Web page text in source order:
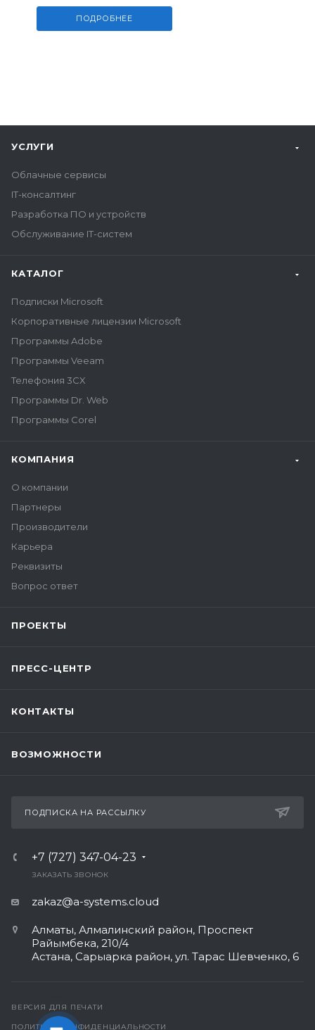
ПОДРОБНЕЕ
УСЛУГИ
Облачные сервисы
IT-консалтинг
Разработка ПО и устройств
Обслуживание IT-систем
КАТАЛОГ
Подписки Microsoft
Корпоративные лицензии Microsoft
Программы Adobe
Программы Veeam
Телефония 3CX
Программы Dr. Web
Программы Corel
КОМПАНИЯ
О компании
Партнеры
Производители
Карьера
Реквизиты
Вопрос ответ
ПРОЕКТЫ
ПРЕСС-ЦЕНТР
КОНТАКТЫ
ВОЗМОЖНОСТИ
ПОДПИСКА НА РАССЫЛКУ
+7 (727) 347-04-23
ЗАКАЗАТЬ ЗВОНОК
zakaz@a-systems.cloud
Алматы, ​Алмалинский район, Проспект
Райымбека, 210/4
Астана, Сарыарка район, ул. Тарас Шевченко, 6​
ВЕРСИЯ ДЛЯ ПЕЧАТИ
ПОЛИТИКА КОНФИДЕНЦИАЛЬНОСТИ